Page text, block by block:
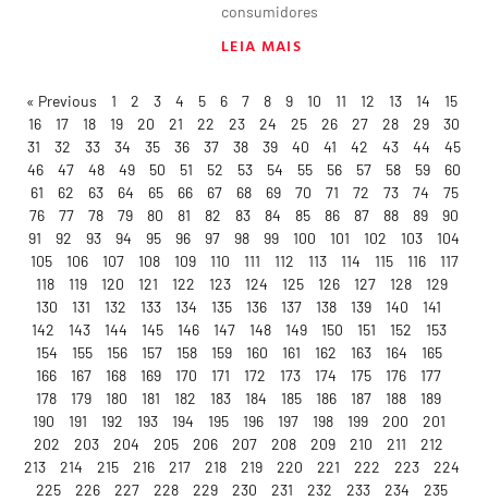
consumidores
LEIA MAIS
« Previous 1 2 3 4 5 6 7 8 9 10 11 12 13 14
15
16
17 18 19 20 21 22 23 24 25 26 27 28 29
30
31
32 33 34 35 36 37 38 39 40 41 42 43 44
45
46
47 48 49 50 51 52 53 54 55 56 57 58 59
60
61
62 63 64 65 66 67 68 69 70 71 72 73 74
75
76
77 78 79 80 81 82 83 84 85 86 87 88 89
90
91
92 93 94 95 96 97 98 99 100 101 102 103
104
105
106 107 108 109 110 111 112 113 114 115 116
117
118
119 120 121 122 123 124 125 126 127 128
129
130
131 132 133 134 135 136 137 138 139 140
141
142
143 144 145 146 147 148 149 150 151 152
153
154
155 156 157 158 159 160 161 162 163 164
165
166
167 168 169 170 171 172 173 174 175 176
177
178
179 180 181 182 183 184 185 186 187 188
189
190
191 192 193 194 195 196 197 198 199 200
201
202
203 204 205 206 207 208 209 210 211
212
213
214 215 216 217 218 219 220 221 222 223
224
225
226 227 228 229 230 231 232 233 234
235